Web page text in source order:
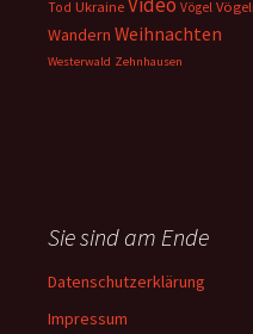
Tod Ukraine Vögel
Wandern Weihnachten
Westerwald Zehnhausen
Sie sind am Ende
Datenschutzerklärung
Impressum